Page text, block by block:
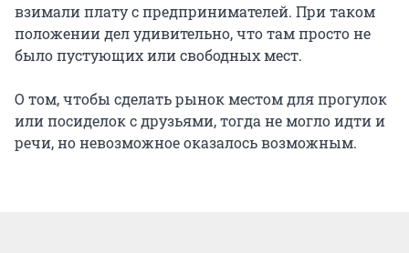
взимали плату с предпринимателей. При таком
положении дел удивительно, что там просто не
было пустующих или свободных мест.
О том, чтобы сделать рынок местом для прогулок
или посиделок с друзьями, тогда не могло идти и
речи, но невозможное оказалось возможным.